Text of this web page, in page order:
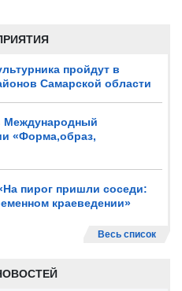
пройдут в
Самарской области
Международный
«Форма,образ,
пирог пришли соседи:
краеведении»
Весь список